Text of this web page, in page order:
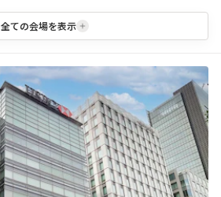
全ての会場を表示